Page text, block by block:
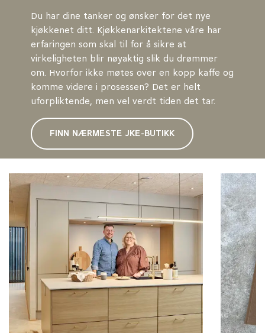
Du har dine tanker og ønsker for det nye
kjøkkenet ditt. Kjøkkenarkitektene våre har
erfaringen som skal til for å sikre at
virkeligheten blir nøyaktig slik du drømmer
om. Hvorfor ikke møtes over en kopp kaffe og
komme videre i prosessen? Det er helt
uforpliktende, men vel verdt tiden det tar.
FINN NÆRMESTE JKE-BUTIKK